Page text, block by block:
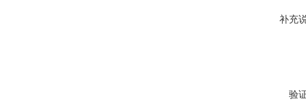
补充
验